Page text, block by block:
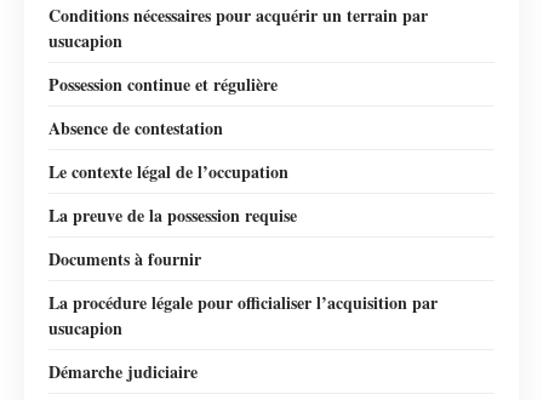
Conditions nécessaires pour acquérir un terrain par
usucapion
Possession continue et régulière
Absence de contestation
Le contexte légal de l’occupation
La preuve de la possession requise
Documents à fournir
La procédure légale pour officialiser l’acquisition par
usucapion
Démarche judiciaire